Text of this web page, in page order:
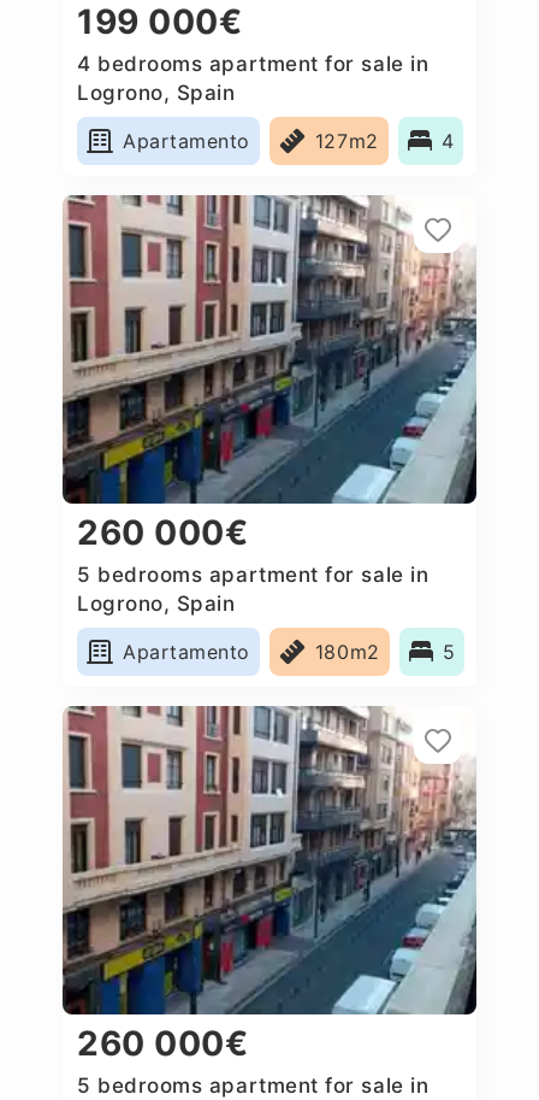
199 000€
4 bedrooms apartment for sale in
Logrono, Spain
Apartamento
127m2 4
260 000€
5 bedrooms apartment for sale in
Logrono, Spain
Apartamento
180m2 5
260 000€
5 bedrooms apartment for sale in